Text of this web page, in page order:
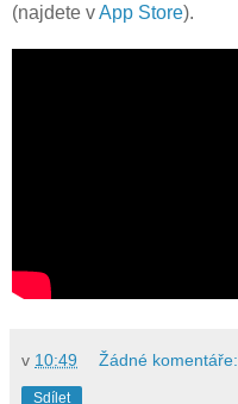
(najdete vApp Store).
v 10:49 Žádné komentáře:
Sdílet